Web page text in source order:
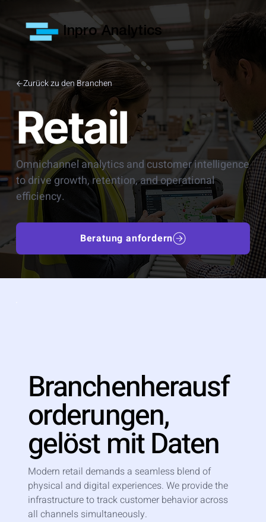
Inpro Analytics
Zurück zu den Branchen
Retail
Omnichannel analytics and customer intelligence
to drive growth, retention, and operational
efficiency.
Beratung anfordern
Branchenherausf
orderungen,
gelöst mit Daten
Modern retail demands a seamless blend of
physical and digital experiences. We provide the
infrastructure to track customer behavior across
all channels simultaneously.